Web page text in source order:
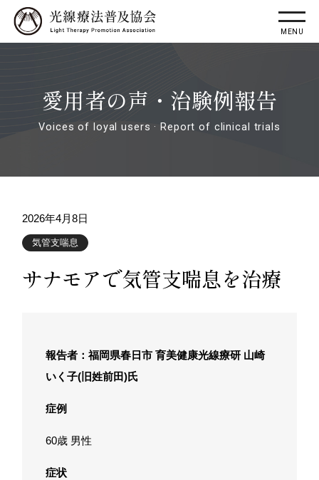
愛用者の声・治験例報告
Voices of loyal users · Report of clinical trials
2026年4月8日
気管支喘息
サナモアで気管支喘息を治療
報告者：福岡県春日市 育美健康光線療研 山崎
いく子(旧姓前田)氏
症例
60歳 男性
症状